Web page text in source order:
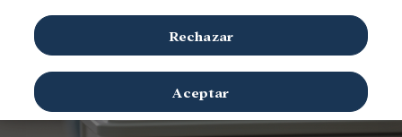
Rechazar
Aceptar